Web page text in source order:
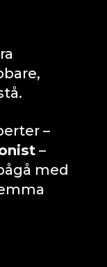
–
–
med